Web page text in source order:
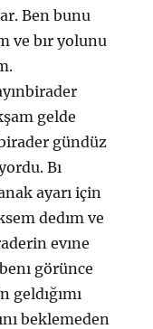
Ben bunu
ve bır yolunu
gelde
gündüz
Bı
ayarı için
dedım ve
evıne
görünce
geldığımı
beklemeden